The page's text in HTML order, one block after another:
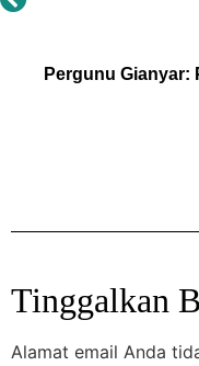
Pergunu Gianyar:
Tinggalkan
Alamat email Anda